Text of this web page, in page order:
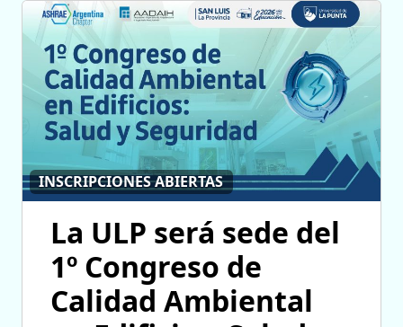
INSCRIPCIONES ABIERTAS
La ULP será sede del
1º Congreso de
Calidad Ambiental